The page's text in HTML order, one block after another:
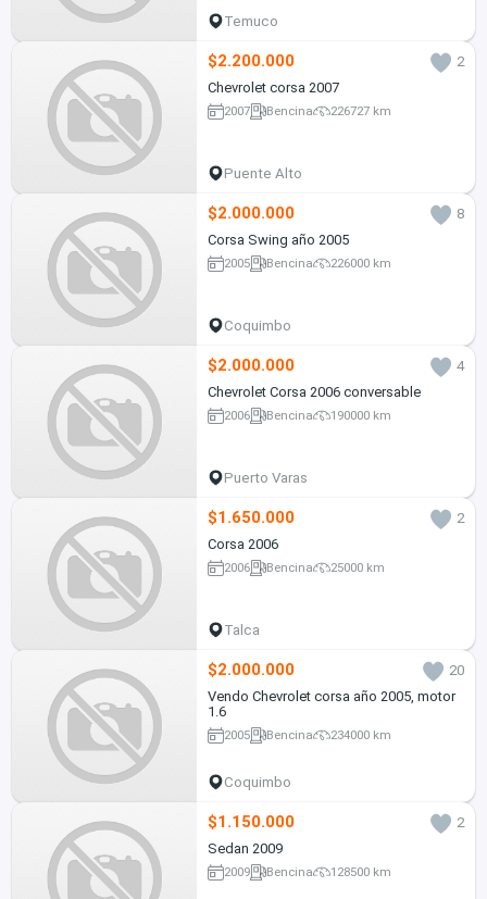
Temuco
$2.200.000
2
Chevrolet corsa 2007
2007 Bencina 226727 km
Puente Alto
$2.000.000
8
Corsa Swing año 2005
2005 Bencina 226000 km
Coquimbo
$2.000.000
4
Chevrolet Corsa 2006 conversable
2006 Bencina 190000 km
Puerto Varas
$1.650.000
2
Corsa 2006
2006 Bencina 25000 km
Talca
$2.000.000
20
Vendo Chevrolet corsa año 2005, motor
1.6
2005 Bencina 234000 km
Coquimbo
$1.150.000
2
Sedan 2009
2009 Bencina 128500 km